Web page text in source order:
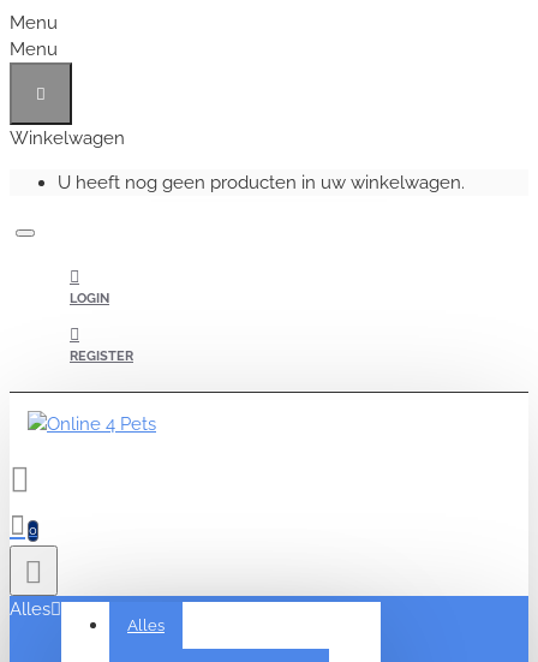
Menu
Menu
Winkelwagen
U heeft nog geen producten in uw winkelwagen.
LOGIN
REGISTER
0
Alles
Alles